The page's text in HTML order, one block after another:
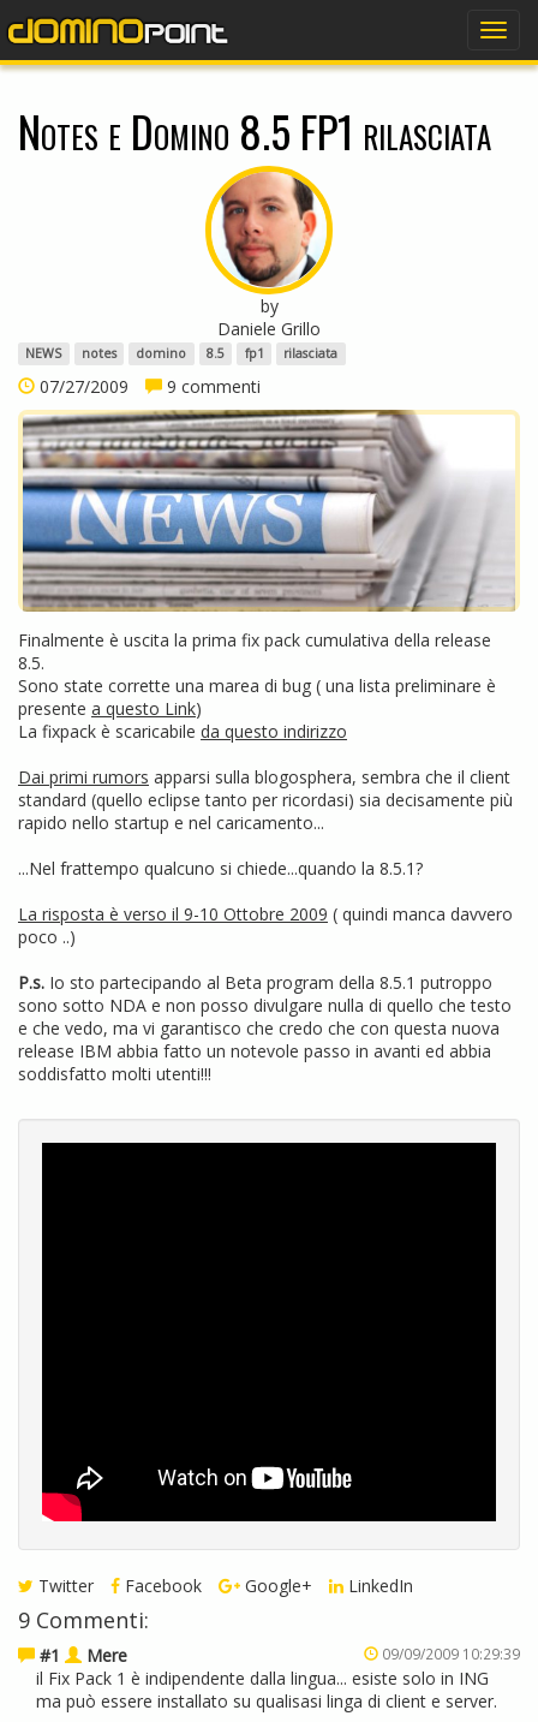
Notes e Domino 8.5 FP1 rilasciata
by
Daniele Grillo
NEWS notes domino 8.5 fp1 rilasciata
07/27/2009 9 commenti
Finalmente è uscita la prima fix pack cumulativa della release
8.5.
Sono state corrette una marea di bug ( una lista preliminare è
presente a questo Link)
La fixpack è scaricabile da questo indirizzo
Dai primi rumors apparsi sulla blogosphera, sembra che il client
standard (quello eclipse tanto per ricordasi) sia decisamente più
rapido nello startup e nel caricamento...
...Nel frattempo qualcuno si chiede...quando la 8.5.1?
La risposta è verso il 9-10 Ottobre 2009 ( quindi manca davvero
poco ..)
P.s. Io sto partecipando al Beta program della 8.5.1 putroppo
sono sotto NDA e non posso divulgare nulla di quello che testo
e che vedo, ma vi garantisco che credo che con questa nuova
release IBM abbia fatto un notevole passo in avanti ed abbia
soddisfatto molti utenti!!!
Twitter Facebook Google+ LinkedIn
9 Commenti:
#1 Mere 09/09/2009 10:29:39
il Fix Pack 1 è indipendente dalla lingua... esiste solo in ING
ma può essere installato su qualisasi linga di client e server.